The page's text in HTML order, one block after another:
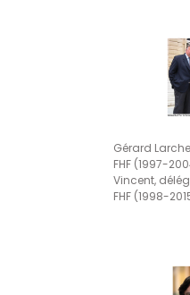
Gérard
FHF (1997-
Vincent,
FHF (1998-